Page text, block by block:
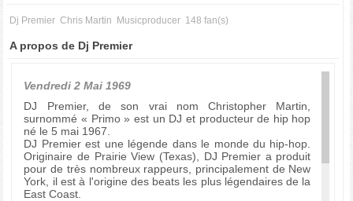
Dj Premier Chris Martin Musicproducer 148 fan(s)
A propos de Dj Premier
Vendredi 2 Mai 1969
DJ Premier, de son vrai nom Christopher Martin,
surnommé « Primo » est un DJ et producteur de hip hop
né le 5 mai 1967.
DJ Premier est une légende dans le monde du hip-hop.
Originaire de Prairie View (Texas), DJ Premier a produit
pour de très nombreux rappeurs, principalement de New
York, il est à l'origine des beats les plus légendaires de la
East Coast.